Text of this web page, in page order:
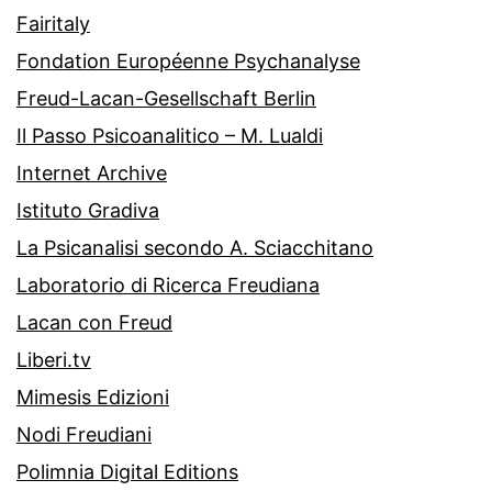
Fairitaly
Fondation Européenne Psychanalyse
Freud-Lacan-Gesellschaft Berlin
Il Passo Psicoanalitico – M. Lualdi
Internet Archive
Istituto Gradiva
La Psicanalisi secondo A. Sciacchitano
Laboratorio di Ricerca Freudiana
Lacan con Freud
Liberi.tv
Mimesis Edizioni
Nodi Freudiani
Polimnia Digital Editions